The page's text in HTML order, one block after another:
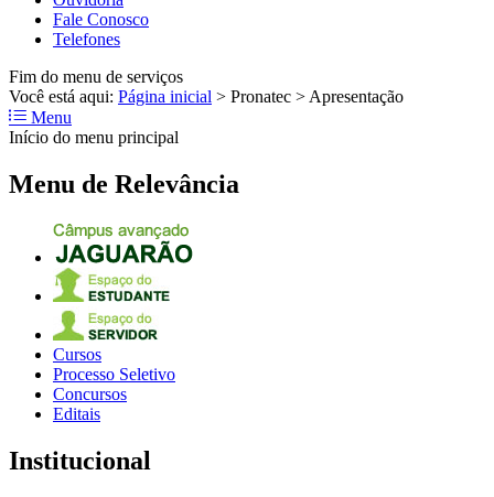
Fale Conosco
Telefones
Fim do menu de serviços
Você está aqui: Página inicial > Pronatec > Apresentação
Menu
Início do menu principal
Menu de Relevância
Cursos
Processo Seletivo
Concursos
Editais
Institucional